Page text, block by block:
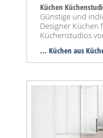
Küchen
Günstige und
Designer Küchen
Küchenstudios
... Küchen aus